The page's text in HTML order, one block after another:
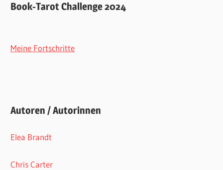
Book-Tarot Challenge 2024
Meine Fortschritte
Autoren / Autorinnen
Elea Brandt
Chris Carter